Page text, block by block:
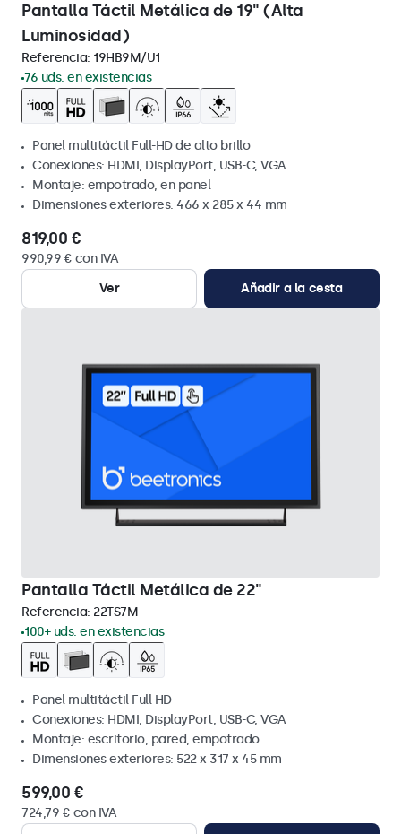
Pantalla Táctil Metálica de 19" (Alta
Luminosidad)
Referencia: 19HB9M/U1
76 uds. en existencias
Panel multitáctil Full-HD de alto brillo
Conexiones: HDMI, DisplayPort, USB-C, VGA
Montaje: empotrado, en panel
Dimensiones exteriores: 466 x 285 x 44 mm
819,00 €
990,99 € con IVA
Ver
Añadir a la cesta
Pantalla Táctil Metálica de 22"
Referencia: 22TS7M
100+ uds. en existencias
Panel multitáctil Full HD
Conexiones: HDMI, DisplayPort, USB-C, VGA
Montaje: escritorio, pared, empotrado
Dimensiones exteriores: 522 x 317 x 45 mm
599,00 €
724,79 € con IVA